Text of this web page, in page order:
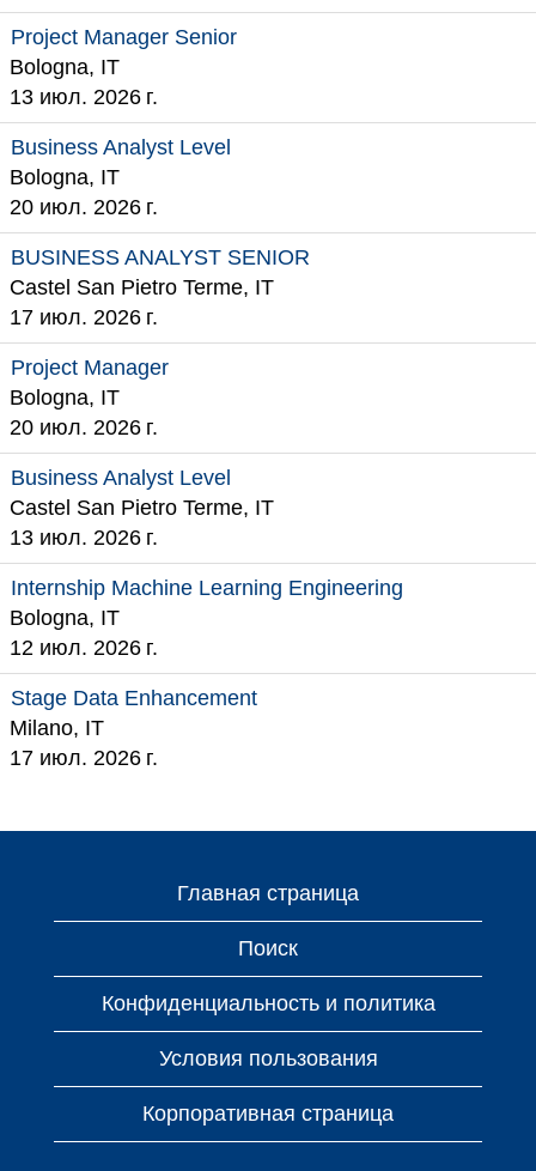
Project Manager Senior
Bologna, IT
13 июл. 2026 г.
Business Analyst Level
Bologna, IT
20 июл. 2026 г.
BUSINESS ANALYST SENIOR
Castel San Pietro Terme, IT
17 июл. 2026 г.
Project Manager
Bologna, IT
20 июл. 2026 г.
Business Analyst Level
Castel San Pietro Terme, IT
13 июл. 2026 г.
Internship Machine Learning Engineering
Bologna, IT
12 июл. 2026 г.
Stage Data Enhancement
Milano, IT
17 июл. 2026 г.
Главная страница
Поиск
Конфиденциальность и политика
Условия пользования
Корпоративная страница